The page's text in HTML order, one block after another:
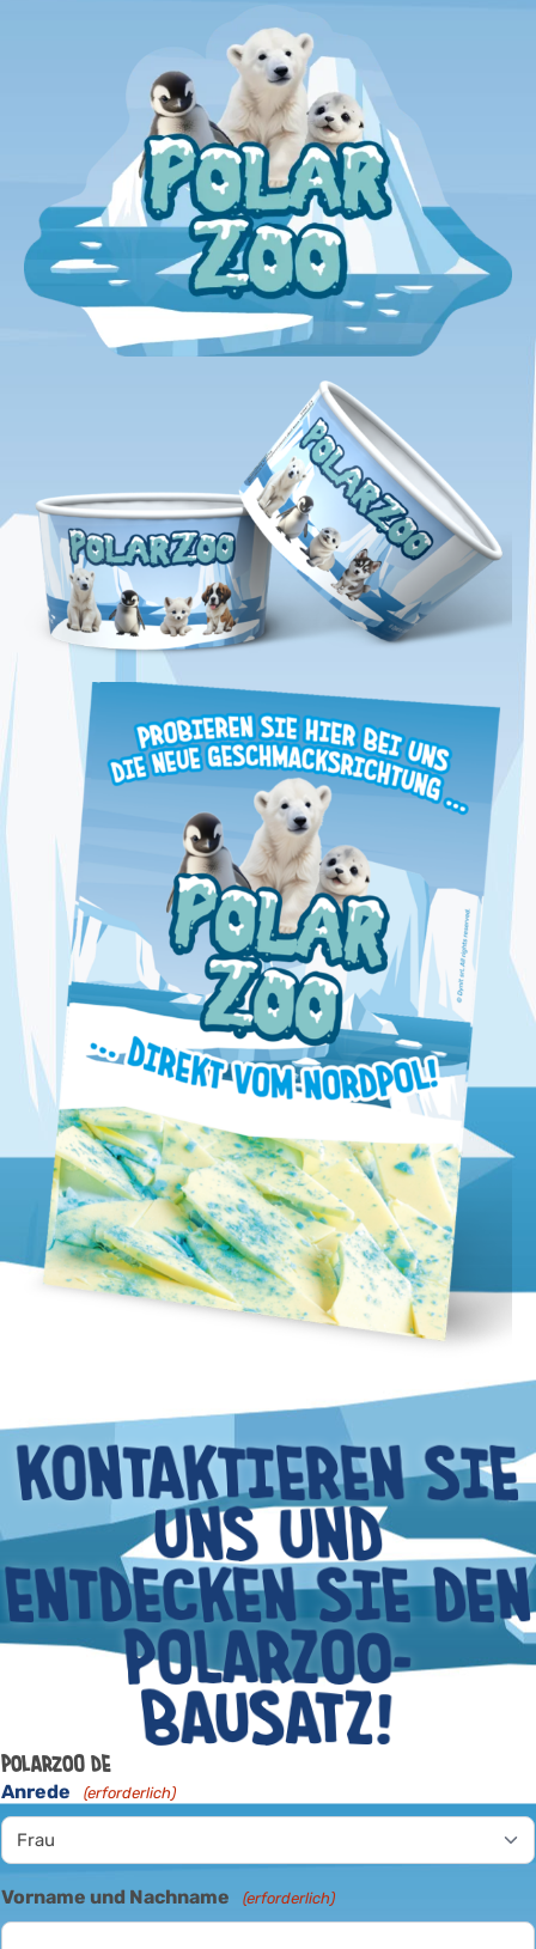
KONTAKTIEREN SIE
UNS UND
ENTDECKEN SIE DEN
POLARZOO-
BAUSATZ!
Polarzoo DE
Anrede (erforderlich)
Vorname und Nachname (erforderlich)